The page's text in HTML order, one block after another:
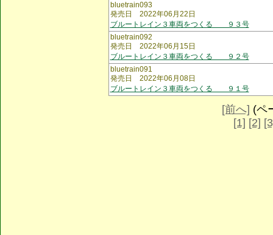
bluetrain093
発売日 2022年06月22日
ブルートレイン３車両をつくる ９３号
bluetrain092
発売日 2022年06月15日
ブルートレイン３車両をつくる ９２号
bluetrain091
発売日 2022年06月08日
ブルートレイン３車両をつくる ９１号
[前へ] (ペ
[1] [2]